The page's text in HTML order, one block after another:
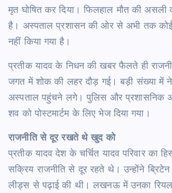
मृत घोषित कर दिया। फिलहाल मौत की असली
है। अस्पताल प्रशासन की ओर से अभी तक कोई
नहीं किया गया है।
प्रतीक यादव के निधन की खबर फैलते ही
जगत में शोक की लहर दौड़ गई। बड़ी संख्या में
अस्पताल पहुंचने लगे। पुलिस और प्रशासनिक
शव को पोस्टमार्टम के लिए भेज दिया गया।
राजनीति से दूर रखते थे खुद को
प्रतीक यादव देश के चर्चित यादव परिवार का
सक्रिय राजनीति से दूर रहते थे। उन्होंने ब्रिटेन
लीड्स से पढ़ाई की थी। लखनऊ में उनका